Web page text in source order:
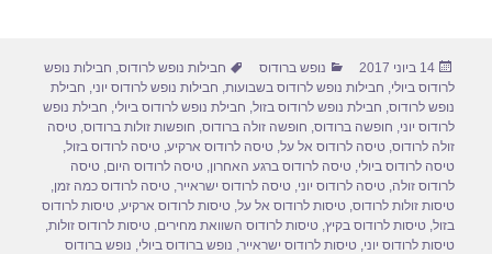
e
b
o
o
k
o
d
o
n
e
פורסם
בתאריך
14 ביוני 2017 קטגוריות
נופש ברודוס תגיות
חבילות נופש לרודוס חבילות נופש
לרודוס ביולי חבילות נופש לרודוס בשבועות חבילות נופש לרודוס יוני חבילת
נופש לרודוס חבילת נופש לרודוס בזול חבילת נופש לרודוס ביולי חבילת נופש
לרודוס יוני חופשה ברודוס חופשה זולה ברודוס חופשות זולות ברודוס ,טיסה
זולה לרודוס ,טיסה לרודוס אל על ,טיסה לרודוס ארקיע ,טיסה לרודוס בזול
טיסה לרודוס ביולי ,טיסה לרודוס ברגע האחרון ,טיסה לרודוס היום ,טיסה
לרודוס זולה ,טיסה לרודוס יוני ,טיסה לרודוס ישראייר ,טיסה לרודוס כמה זמן
טיסות זולות לרודוס ,טיסות לרודוס אל על ,טיסות לרודוס ארקיע ,טיסות לרודוס
בזול ,טיסות לרודוס בקיץ ,טיסות לרודוס השוואת מחירים ,טיסות לרודוס זולות
טיסות לרודוס יוני ,טיסות לרודוס ישראייר נופש ברודוס ביולי נופש ברודוס